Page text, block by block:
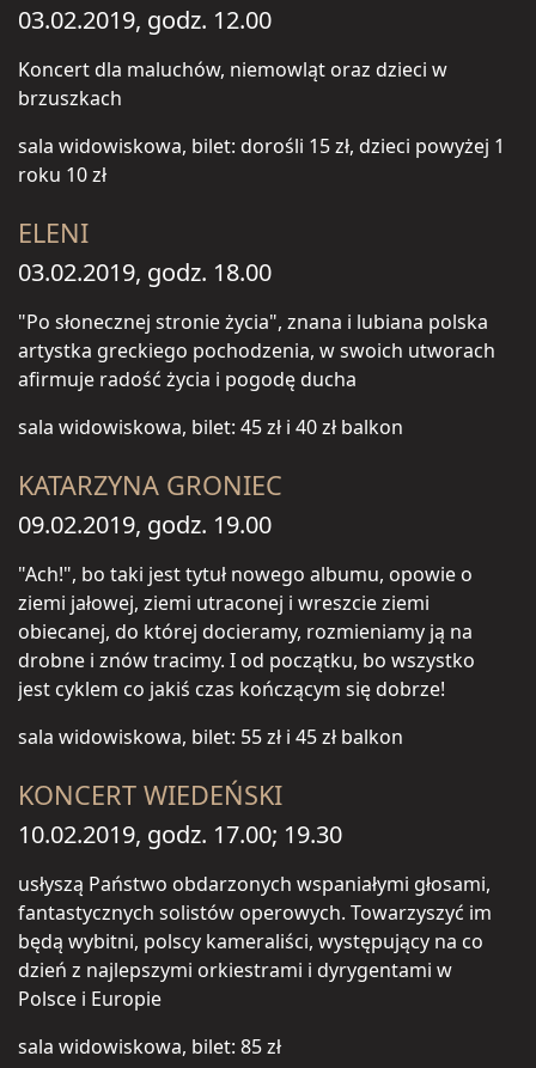
03.02.2019, godz. 12.00
Koncert dla maluchów, niemowląt oraz dzieci w
brzuszkach
sala widowiskowa, bilet: dorośli 15 zł, dzieci powyżej 1
roku 10 zł
ELENI
03.02.2019, godz. 18.00
"Po słonecznej stronie życia", znana i lubiana polska
artystka greckiego pochodzenia, w swoich utworach
afirmuje radość życia i pogodę ducha
sala widowiskowa, bilet: 45 zł i 40 zł balkon
KATARZYNA GRONIEC
09.02.2019, godz. 19.00
"Ach!", bo taki jest tytuł nowego albumu, opowie o
ziemi jałowej, ziemi utraconej i wreszcie ziemi
obiecanej, do której docieramy, rozmieniamy ją na
drobne i znów tracimy. I od początku, bo wszystko
jest cyklem co jakiś czas kończącym się dobrze!
sala widowiskowa, bilet: 55 zł i 45 zł balkon
KONCERT WIEDEŃSKI
10.02.2019, godz. 17.00; 19.30
usłyszą Państwo obdarzonych wspaniałymi głosami,
fantastycznych solistów operowych. Towarzyszyć im
będą wybitni, polscy kameraliści, występujący na co
dzień z najlepszymi orkiestrami i dyrygentami w
Polsce i Europie
sala widowiskowa, bilet: 85 zł